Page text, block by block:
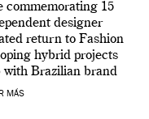
commemorating 15
designer
return to Fashion
hybrid projects
with Brazilian brand
of Francisco
MÁS